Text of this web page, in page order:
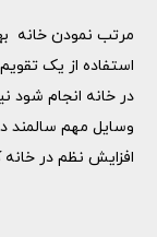
مرتب نمودن خانه
استفاده از یک
در خانه انجام شود
وسایل مهم سالمند
افزایش نظم در